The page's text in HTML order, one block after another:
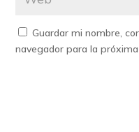
Guardar mi nombre,
navegador para la